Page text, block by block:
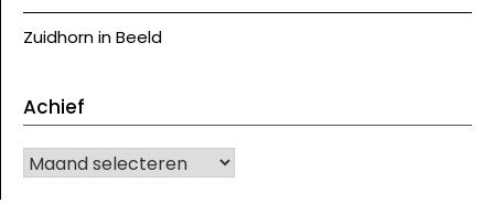
Zuidhorn in Beeld
Achief
Achief